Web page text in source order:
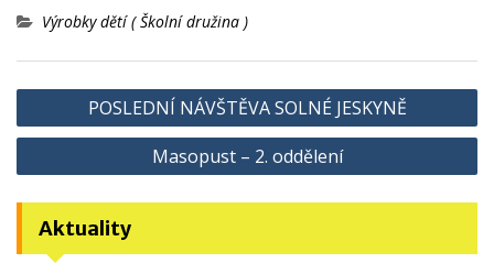
Výrobky dětí ( Školní družina )
Navigace
pro
POSLEDNÍ NÁVŠTĚVA SOLNÉ JESKYNĚ
Masopust – 2. oddělení
Aktuality